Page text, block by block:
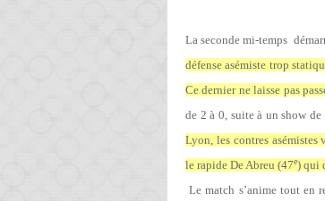
La seconde mi-temps
défense asémiste trop
Ce dernier ne laisse pas
de 2 à 0, suite à un show
Lyon, les contres asémistes
le rapide De Abreu (47e) qui
Le match s’anime tout en